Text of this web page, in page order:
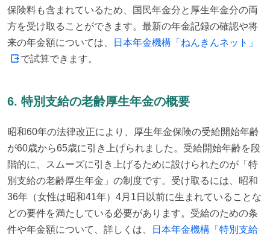
保険料も含まれているため、国民年金分と厚生年金分の両
方を受け取ることができます。最新の年金記録の確認や将
来の年金額については、
日本年金機構「ねんきんネット」
で試算できます。
6. 特別支給の老齢厚生年金の概要
昭和60年の法律改正により、厚生年金保険の受給開始年齢
が60歳から65歳に引き上げられました。受給開始年齢を段
階的に、スムーズに引き上げるために設けられたのが「特
別支給の老齢厚生年金」の制度です。受け取るには、昭和
36年（女性は昭和41年）4月1日以前に生まれていることな
どの要件を満たしている必要があります。受給のための条
件や年金額について、詳しくは、
日本年金機構「特別支給